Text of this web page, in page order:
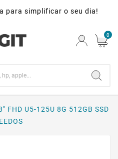
para simplificar o seu dia!
0
FHD U5-125U 8G 512GB SSD